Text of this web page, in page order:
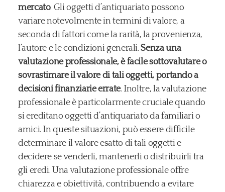
mercato. Gli oggetti d’antiquariato possono
variare notevolmente in termini di valore, a
seconda di fattori come la rarità, la provenienza,
l’autore e le condizioni generali.Senza una
valutazione professionale, è facile sottovalutare o
sovrastimare il valore di tali oggetti, portando a
decisioni finanziarie errate. Inoltre, la valutazione
professionale è particolarmente cruciale quando
si ereditano oggetti d’antiquariato da familiari o
amici. In queste situazioni, può essere difficile
determinare il valore esatto di tali oggetti e
decidere se venderli, mantenerli o distribuirli tra
gli eredi. Una valutazione professionale offre
chiarezza e obiettività, contribuendo a evitare